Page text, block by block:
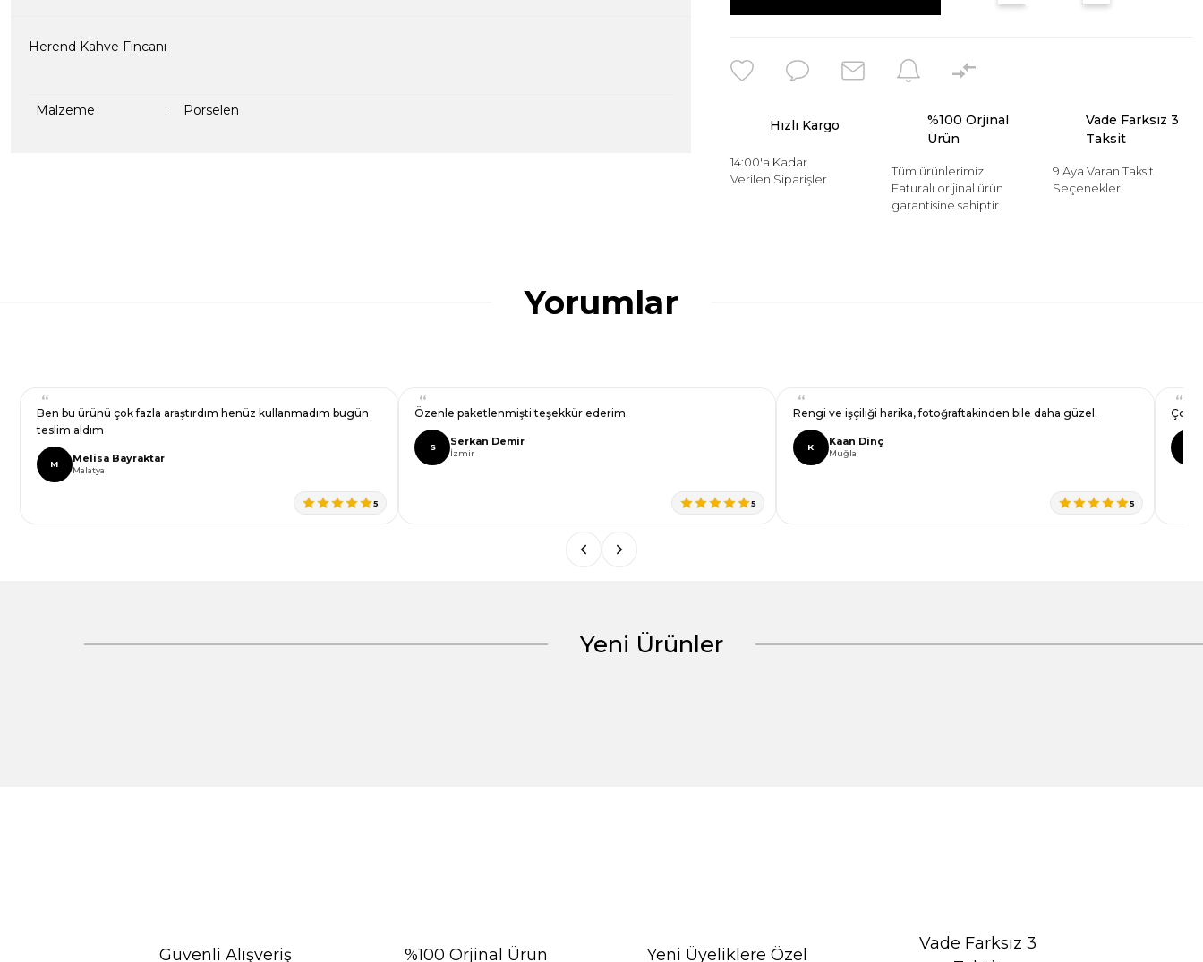
Herend Kahve Fincanı
Malzeme : Porselen
Hızlı Kargo
14:00'a Kadar
Verilen Siparişler
%100 Orjinal
Ürün
Tüm ürünlerimiz
Faturalı orijinal ürün
garantisine sahiptir.
Vade Farksız 3
Taksit
9 Aya Varan Taksit
Seçenekleri
Yorumlar
Ben bu ürünü çok fazla araştırdım henüz kullanmadım bugün
teslim aldım
M Melisa Bayraktar
Malatya
5
Özenle paketlenmişti teşekkür ederim.
S Serkan Demir
İzmir
5
Rengi ve işçiliği harika, fotoğraftakinden bile daha güzel.
K Kaan Dinç
Muğla
5
Çok
Yeni Ürünler
Güvenli Alışveriş %100 Orjinal Ürün Yeni Üyeliklere Özel
Vade Farksız 3